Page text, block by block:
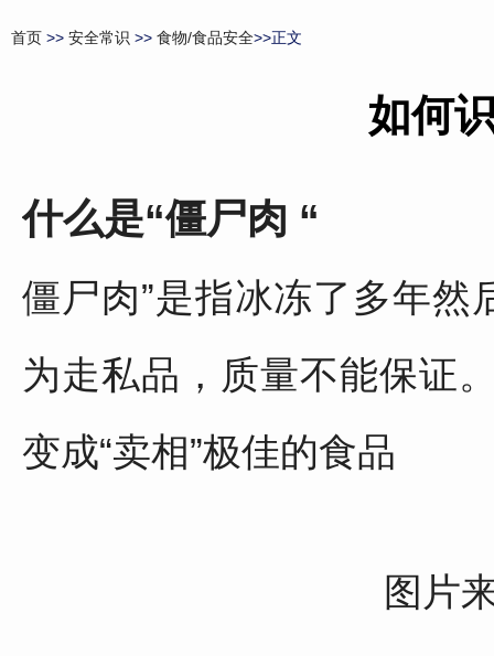
首页 >> 安全常识 >> 食物/食品安全>>正文
如何
什么是“僵尸肉 “
僵尸肉”是指冰冻了多年然
为走私品，质量不能保证
变成“卖相”极佳的食品
图片